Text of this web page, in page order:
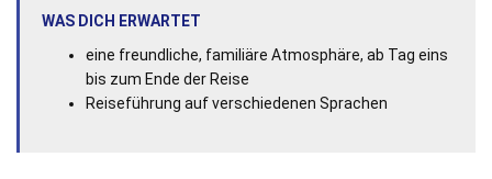
WAS DICH ERWARTET
eine freundliche, familiäre Atmosphäre, ab Tag eins
bis zum Ende der Reise
Reiseführung auf verschiedenen Sprachen